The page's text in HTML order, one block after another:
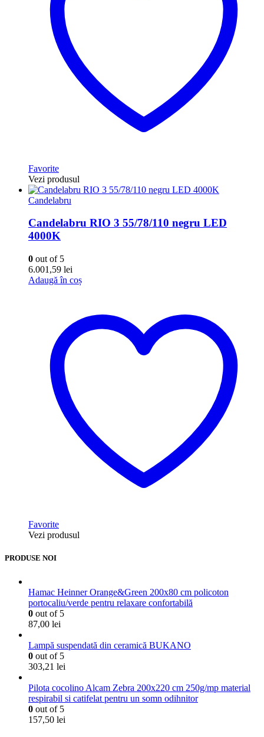
Favorite
Vezi produsul
Candelabru
Candelabru RIO 3 55/78/110 negru LED
4000K
0 out of 5
6.001,59 lei
Adaugă în coș
Favorite
Vezi produsul
PRODUSE NOI
Hamac Heinner Orange&Green 200x80 cm policoton
portocaliu/verde pentru relaxare confortabilă
0 out of 5
87,00 lei
Lampă suspendată din ceramică BUKANO
0 out of 5
303,21 lei
Pilota cocolino Alcam Zebra 200x220 cm 250g/mp material
respirabil si catifelat pentru un somn odihnitor
0 out of 5
157,50 lei